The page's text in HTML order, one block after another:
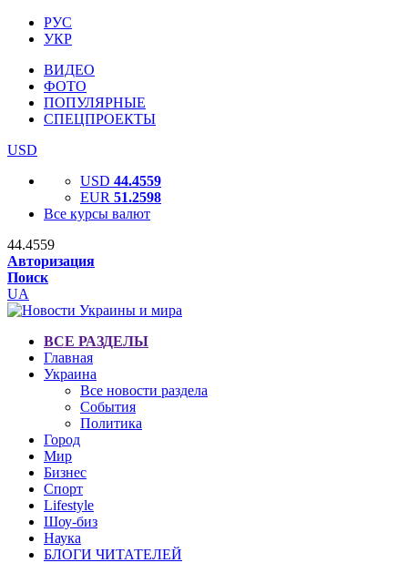
РУС
УКР
ВИДЕО
ФОТО
ПОПУЛЯРНЫЕ
СПЕЦПРОЕКТЫ
USD
USD 44.4559
EUR 51.2598
Все курсы валют
44.4559
Авторизация
Поиск
UA
ВСЕ РАЗДЕЛЫ
Главная
Украина
Все новости раздела
События
Политика
Город
Мир
Бизнес
Спорт
Lifestyle
Шоу-биз
Наука
БЛОГИ ЧИТАТЕЛЕЙ